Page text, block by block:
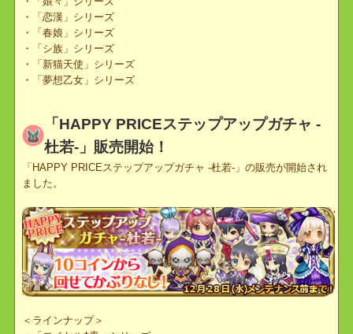
・2016年12月14日(水)23時59分までに、「プチフレdeバトル！」
に生放送で発表された合言葉をチャット欄へ打ち込んだお客様
その他追加・調整
＜修正対象＞
・「娘々」シリーズ
・「恋漢」シリーズ
・「春娘」シリーズ
・「新猫天使」シリーズ
・「夢想乙女」シリーズ
「HAPPY PRICEステップアップガチャ -
杜若-」販売開始！
「HAPPY PRICEステップアップガチャ -杜若-」の販売が開始され